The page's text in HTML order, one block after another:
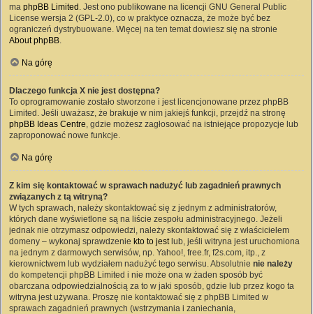
ma phpBB Limited . Jest ono publikowane na licencji GNU General Public
License wersja 2 (GPL-2.0), co w praktyce oznacza, że może być bez
ograniczeń dystrybuowane. Więcej na ten temat dowiesz się na stronie
About phpBB.
Na górę
Dlaczego funkcja X nie jest dostępna?
To oprogramowanie zostało stworzone i jest licencjonowane przez phpBB
Limited. Jeśli uważasz, że brakuje w nim jakiejś funkcji, przejdź na stronę
phpBB Ideas Centre, gdzie możesz zagłosować na istniejące propozycje lub
zaproponować nowe funkcje.
Na górę
Z kim się kontaktować w sprawach nadużyć lub zagadnień prawnych
związanych z tą witryną?
W tych sprawach, należy skontaktować się z jednym z administratorów,
których dane wyświetlone są na liście zespołu administracyjnego. Jeżeli
jednak nie otrzymasz odpowiedzi, należy skontaktować się z właścicielem
domeny – wykonaj sprawdzenie kto to jestlub, jeśli witryna jest uruchomiona
na jednym z darmowych serwisów, np. Yahoo!, free.fr, f2s.com, itp., z
kierownictwem lub wydziałem nadużyć tego serwisu. Absolutnie nie należy
do kompetencji phpBB Limited i nie może ona w żaden sposób być
obarczana odpowiedzialnością za to w jaki sposób, gdzie lub przez kogo ta
witryna jest używana. Proszę nie kontaktować się z phpBB Limited w
sprawach zagadnień prawnych (wstrzymania i zaniechania,